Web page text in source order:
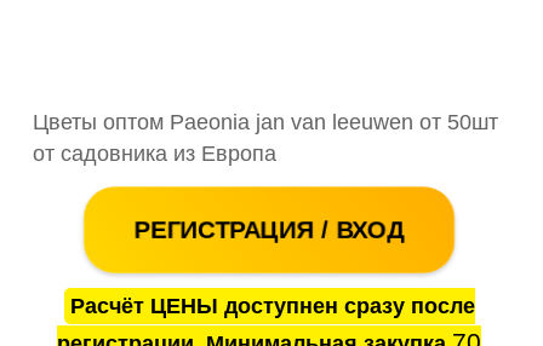
Цветы оптом Paeonia jan van leeuwen от 50шт
от садовника из Европа
РЕГИСТРАЦИЯ / ВХОД
Расчёт ЦЕНЫ доступнен сразу после